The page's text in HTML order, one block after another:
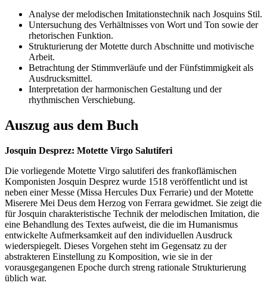
Analyse der melodischen Imitationstechnik nach Josquins Stil.
Untersuchung des Verhältnisses von Wort und Ton sowie der
rhetorischen Funktion.
Strukturierung der Motette durch Abschnitte und motivische
Arbeit.
Betrachtung der Stimmverläufe und der Fünfstimmigkeit als
Ausdrucksmittel.
Interpretation der harmonischen Gestaltung und der
rhythmischen Verschiebung.
Auszug aus dem Buch
Josquin Desprez: Motette Virgo Salutiferi
Die vorliegende Motette Virgo salutiferi des frankoflämischen
Komponisten Josquin Desprez wurde 1518 veröffentlicht und ist
neben einer Messe (Missa Hercules Dux Ferrarie) und der Motette
Miserere Mei Deus dem Herzog von Ferrara gewidmet. Sie zeigt die
für Josquin charakteristische Technik der melodischen Imitation, die
eine Behandlung des Textes aufweist, die die im Humanismus
entwickelte Aufmerksamkeit auf den individuellen Ausdruck
wiederspiegelt. Dieses Vorgehen steht im Gegensatz zu der
abstrakteren Einstellung zu Komposition, wie sie in der
vorausgegangenen Epoche durch streng rationale Strukturierung
üblich war.